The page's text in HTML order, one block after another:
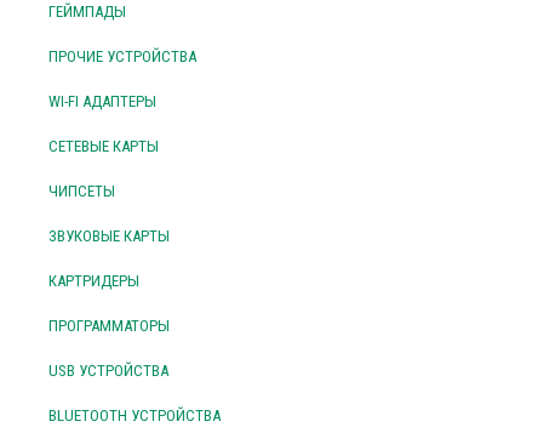
ГЕЙМПАДЫ
ПРОЧИЕ УСТРОЙСТВА
WI-FI АДАПТЕРЫ
СЕТЕВЫЕ КАРТЫ
ЧИПСЕТЫ
ЗВУКОВЫЕ КАРТЫ
КАРТРИДЕРЫ
ПРОГРАММАТОРЫ
USB УСТРОЙСТВА
BLUETOOTH УСТРОЙСТВА